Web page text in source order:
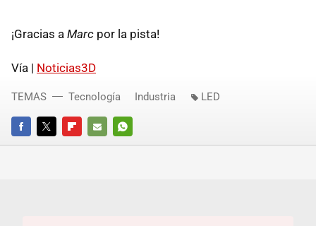
¡Gracias a Marc por la pista!
Vía | Noticias3D
FACEBOOKTWITTERFLIPBOARD
E-
WHATSAPP
TEMAS Tecnología Industria LED